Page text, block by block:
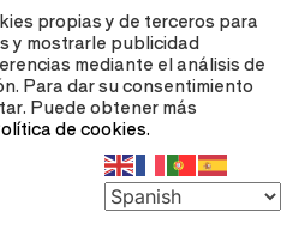
MÁS
propias y de terceros para
y mostrarle publicidad
mediante el análisis de
Para dar su consentimiento
Puede obtener más
de cookies.